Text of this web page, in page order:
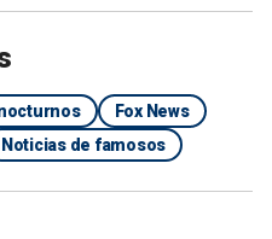
Fox News
Noticias de famosos